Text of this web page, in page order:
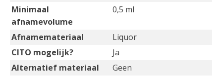
Minimaal
afnamevolume
0,5 ml
Afnamemateriaal
Liquor
CITO mogelijk?
Ja
Alternatief materiaal
Geen